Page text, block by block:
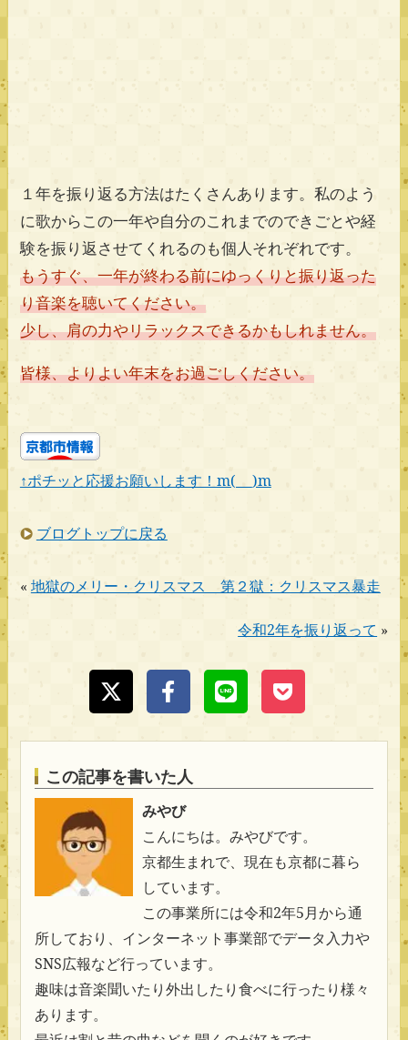
１年を振り返る方法はたくさんあります。私のよう
に歌からこの一年や自分のこれまでのできごとや経
験を振り返させてくれるのも個人それぞれです。
もうすぐ、一年が終わる前にゆっくりと振り返った
り音楽を聴いてください。
少し、肩の力やリラックスできるかもしれません。
皆様、よりよい年末をお過ごしください。
↑ポチッと応援お願いします！m(_ _)m
ブログトップに戻る
« 地獄のメリー・クリスマス 第２獄：クリスマス暴走
令和2年を振り返って »
この記事を書いた人
みやび
こんにちは。みやびです。
京都生まれで、現在も京都に暮ら
しています。
この事業所には令和2年5月から通
所しており、インターネット事業部でデータ入力や
SNS広報など行っています。
趣味は音楽聞いたり外出したり食べに行ったり様々
あります。